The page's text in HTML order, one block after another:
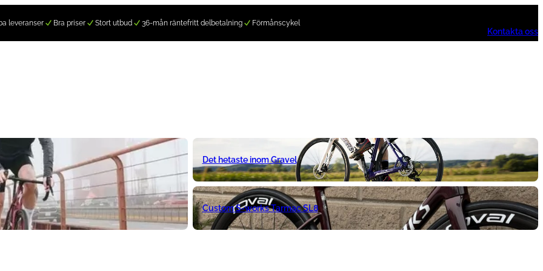
leveranser Bra priser Stort utbud 36-mån räntefritt delbetalning Förmånscykel
Kontakta oss
Det hetaste inom Gravel
Custom S-works Tarmac SL8